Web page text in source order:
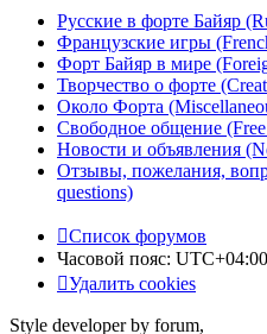
Русские в форте Байяр
Французские игры
Форт Байяр в мире
Творчество о форте
Около Форта
Свободное общение
Новости и объявления
Отзывы, пожелания,
questions)
Список форумов
Часовой пояс: UTC+04:00
Удалить cookies
Style developer by forum,